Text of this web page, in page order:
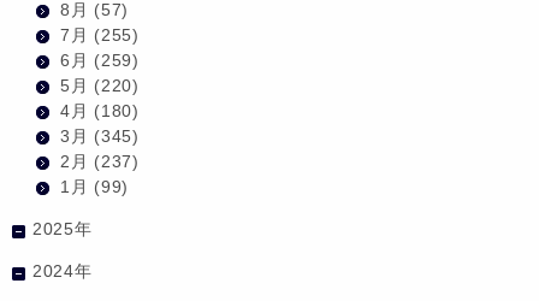
8月 (57)
7月 (255)
6月 (259)
5月 (220)
4月 (180)
3月 (345)
2月 (237)
1月 (99)
2025年
2024年